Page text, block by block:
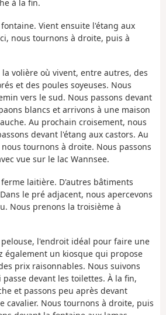
à la fin.
Vient ensuite l'étang aux
nous tournons à droite, puis à
volière où vivent, entre autres, des
et des poules soyeuses. Nous
vers le sud. Nous passons devant
blancs et arrivons à une maison
Au prochain croisement, nous
devant l'étang aux castors. Au
tournons à droite. Nous passons
vue sur le lac Wannsee.
laitière. D'autres bâtiments
le pré adjacent, nous apercevons
Nous prenons la troisième à
l'endroit idéal pour faire une
également un kiosque qui propose
prix raisonnables. Nous suivons
devant les toilettes. À la fin,
et passons peu après devant
cavalier. Nous tournons à droite, puis